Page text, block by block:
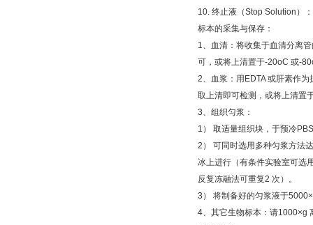
10. 终止液（Stop Solution ）：
标本的采集与保存：
1、血清：将收集于血清分离
可，或将上清置于-20oC 或-
2、血浆：用 EDTA或肝素作为
取上清即可检测，或将上清置
3、组织匀浆：
1 ） 取适量组织块，于预冷PBS
2 ）
可同时选用多种匀浆方法
冰上进行（有条件实验室可选
反复冻融法可重复2 次）。
3 ） 将制备好的匀浆液于
4、其它生物标本：请1000×g